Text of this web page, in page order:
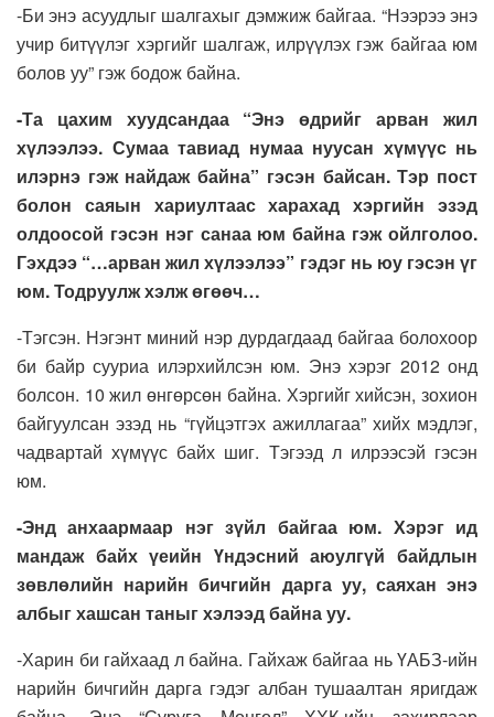
-Би энэ асуудлыг шалгахыг дэмжиж байгаа. “Нээрээ энэ
учир битүүлэг хэргийг шалгаж, илрүүлэх гэж байгаа юм
болов уу” гэж бодож байна.
-Та цахим хуудсандаа “Энэ өдрийг арван жил
хүлээлээ. Сумаа тавиад нумаа нуусан хүмүүс нь
илэрнэ гэж найдаж байна” гэсэн байсан. Тэр пост
болон саяын хариултаас харахад хэргийн эзэд
олдоосой гэсэн нэг санаа юм байна гэж ойлголоо.
Гэхдээ “…арван жил хүлээлээ” гэдэг нь юу гэсэн үг
юм. Тодруулж хэлж өгөөч…
-Тэгсэн. Нэгэнт миний нэр дурдагдаад байгаа болохоор
би байр сууриа илэрхийлсэн юм. Энэ хэрэг 2012 онд
болсон. 10 жил өнгөрсөн байна. Хэргийг хийсэн, зохион
байгуулсан эзэд нь “гүйцэтгэх ажиллагаа” хийх мэдлэг,
чадвартай хүмүүс байх шиг. Тэгээд л илрээсэй гэсэн
юм.
-Энд анхаармаар нэг зүйл байгаа юм. Хэрэг ид
мандаж байх үеийн Үндэсний аюулгүй байдлын
зөвлөлийн нарийн бичгийн дарга уу, саяхан энэ
албыг хашсан таныг хэлээд байна уу.
-Харин би гайхаад л байна. Гайхаж байгаа нь ҮАБЗ-ийн
нарийн бичгийн дарга гэдэг албан тушаалтан яригдаж